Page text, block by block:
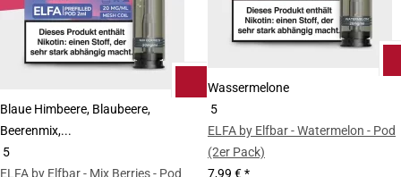
Blaue Himbeere, Blaubeere,
Beerenmix,...
5
ELFA by Elfbar - Mix Berries - Pod
Wassermelone
5
ELFA by Elfbar - Watermelon - Pod
(2er Pack)
7,99 €*